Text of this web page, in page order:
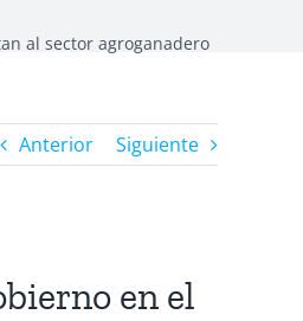
al sector agroganadero
Anterior Siguiente
en el